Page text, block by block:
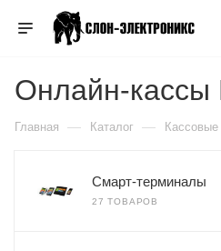
Онлайн-
Главная — Каталог —
Смарт-терминалы
27 ТОВАРОВ